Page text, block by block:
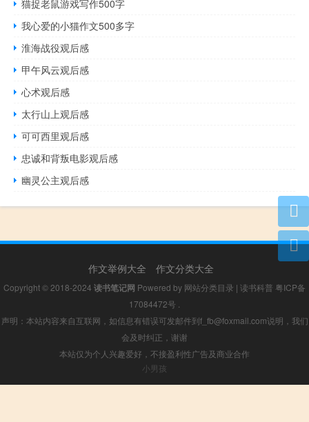
猫捉老鼠游戏写作500字
我心爱的小猫作文500多字
淮海战役观后感
甲午风云观后感
心术观后感
太行山上观后感
可可西里观后感
忠诚和背叛电影观后感
幽灵公主观后感
作文举例大全 作文分类大全
Copyright © 2018-2024 读书笔记网 Powered by 网站分类目录 | 读书科普 粤ICP备
17084472号
声明：本站内容来自互联网，如信息有错误可发邮件到f_fb@foxmail.com说明，我们
会及时纠正，谢谢
本站仅为个人兴趣爱好，不接盈利性广告及商业合作
小男孩